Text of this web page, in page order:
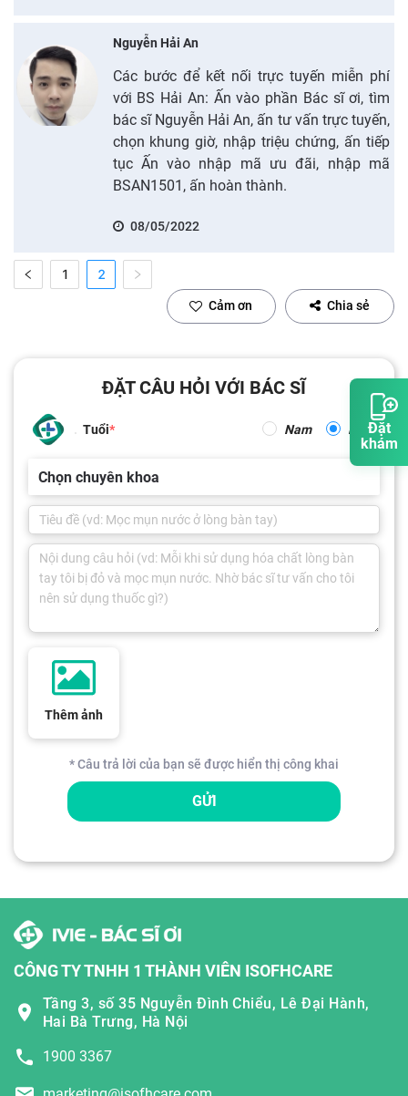
Đặt
khám
Nguyễn Hải An
Các bước để kết nối trực tuyến miễn phí
với BS Hải An: Ấn vào phần Bác sĩ ơi, tìm
bác sĩ Nguyễn Hải An, ấn tư vấn trực tuyến,
chọn khung giờ, nhập triệu chứng, ấn tiếp
tục Ấn vào nhập mã ưu đãi, nhập mã
BSAN1501, ấn hoàn thành.
08/05/2022
1 2
Cảm ơn Chia sẻ
ĐẶT CÂU HỎI VỚI BÁC SĨ
Tuổi Nam Nữ
Chọn chuyên khoa
Thêm ảnh
* Câu trả lời của bạn sẽ được hiển thị công khai
GỬI
CÔNG TY TNHH 1 THÀNH VIÊN ISOFHCARE
Tầng 3, số 35 Nguyễn Đình Chiểu, Lê Đại Hành,
Hai Bà Trưng, Hà Nội
1900 3367